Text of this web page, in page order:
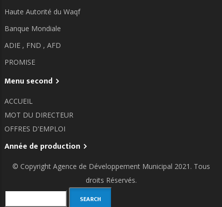
Haute Autorité du Waqf
Banque Mondiale
ADIE , FND , AFD
PROMISE
Menu second
ACCUEIL
MOT DU DIRECTEUR
OFFRES D'EMPLOI
Année de production
© Copyright Agence de Développement Municipal 2021. Tous
droits Réservés.